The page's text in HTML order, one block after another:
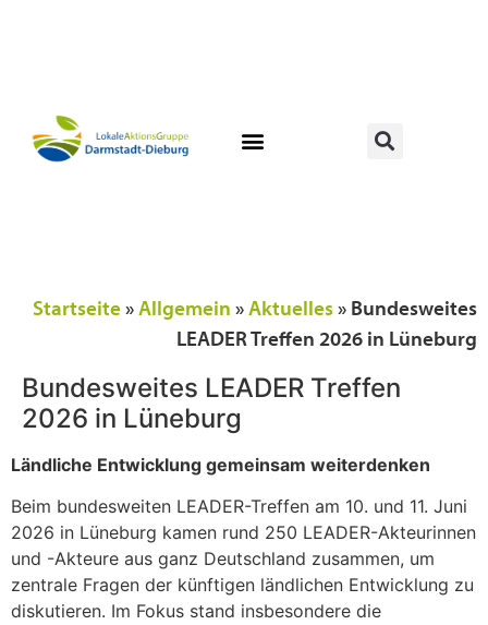
Startseite»Allgemein »Aktuelles» Bundesweites
LEADER Treffen 2026 in Lüneburg
Bundesweites LEADER Treffen
2026 in Lüneburg
Ländliche Entwicklung gemeinsam weiterdenken
Beim bundesweiten LEADER-Treffen am 10. und 11. Juni
2026 in Lüneburg kamen rund 250 LEADER-Akteurinnen
und -Akteure aus ganz Deutschland zusammen, um
zentrale Fragen der künftigen ländlichen Entwicklung zu
diskutieren. Im Fokus stand insbesondere die